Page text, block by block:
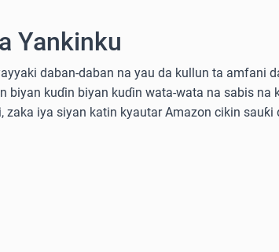
Yankinku
daban-daban na yau da kullun ta amfani
biyan kuɗin biyan kuɗin wata-wata na sabis na
iya siyan katin kyautar Amazon cikin